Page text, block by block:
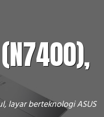
layar berteknologi ASUS